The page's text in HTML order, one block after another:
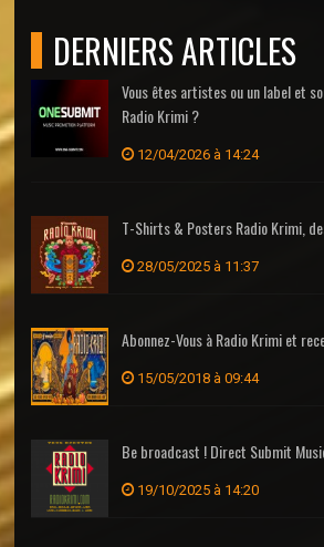
DERNIERS ARTICLES
Vous êtes artistes ou un label et
Radio Krimi ?
12/04/2026 à 14:24
T-Shirts & Posters Radio Krimi,
28/05/2025 à 11:37
Abonnez-Vous à Radio Krimi et
15/05/2018 à 09:44
Be broadcast ! Direct Submit
19/10/2025 à 14:20